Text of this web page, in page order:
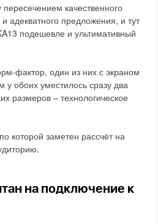
пересечением качественного
адекватного предложения, и тут
подешевле и ультимативный
фактор, один из них с экраном
у обоих уместилось сразу два
размеров – технологическое
которой заметен рассчёт на
на подключение к